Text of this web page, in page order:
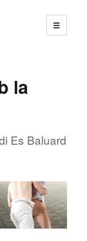
☰
la
Es Baluard